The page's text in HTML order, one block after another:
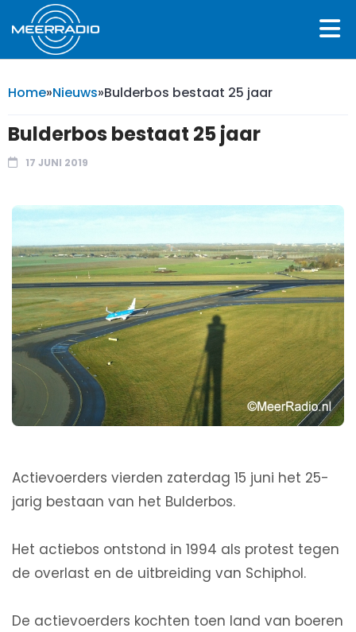
Home»Nieuws»Bulderbos bestaat 25 jaar
Bulderbos bestaat 25 jaar
17 JUNI 2019
Actievoerders vierden zaterdag 15 juni het 25-
jarig bestaan van het Bulderbos.
Het actiebos ontstond in 1994 als protest tegen
de overlast en de uitbreiding van Schiphol.
De actievoerders kochten toen land van boeren